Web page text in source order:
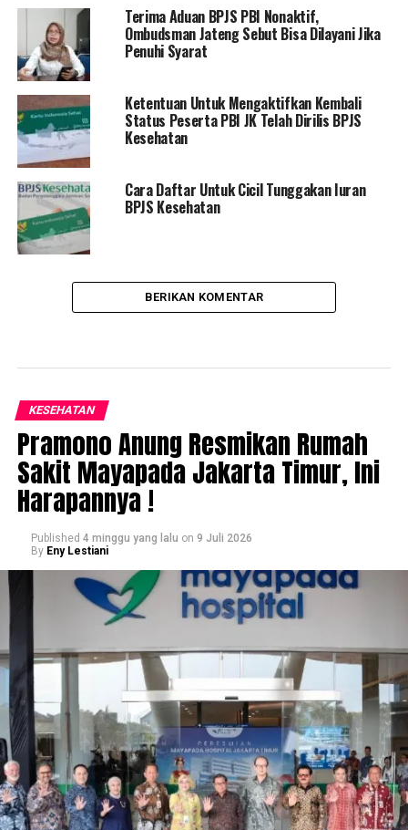
Terima Aduan BPJS PBI Nonaktif,
Ombudsman Jateng Sebut Bisa Dilayani Jika
Penuhi Syarat
Ketentuan Untuk Mengaktifkan Kembali
Status Peserta PBI JK Telah Dirilis BPJS
Kesehatan
Cara Daftar Untuk Cicil Tunggakan Iuran
BPJS Kesehatan
BERIKAN KOMENTAR
KESEHATAN
Pramono Anung Resmikan Rumah
Sakit Mayapada Jakarta Timur, Ini
Harapannya !
Published 4 minggu yang lalu on 9 Juli 2026
By Eny Lestiani